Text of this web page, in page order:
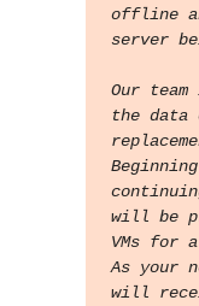
offline
server
Our
the data
will be
VMs for
As your
will